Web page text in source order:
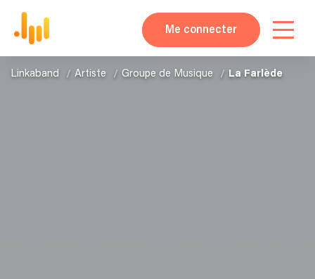
Me connecter
Linkaband Artiste Groupe de Musique La Farlède